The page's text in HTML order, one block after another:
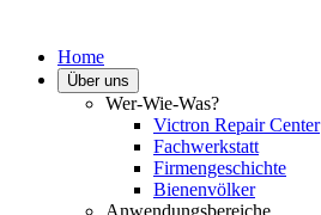
Home
Über uns
Wer-Wie-Was?
Victron Repair Center
Fachwerkstatt
Firmengeschichte
Bienenvölker
Anwendungsbereiche